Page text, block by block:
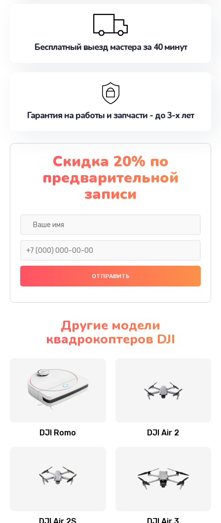
Бесплатный выезд мастера за 40 минут
Гарантия на работы и запчасти - до 3-х лет
Скидка 20% по
предварительной
записи
Другие модели
квадрокоптеров DJI
DJI Romo DJI Air 2